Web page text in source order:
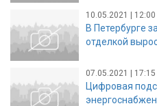
10.05.2021 | 12:00
В Петербурге
отделкой
07.05.2021 | 17:15
Цифровая